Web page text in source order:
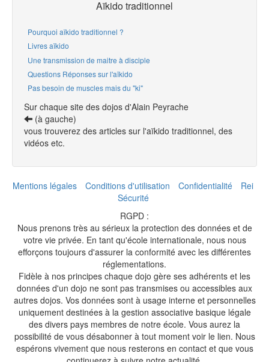
Aïkido traditionnel
Pourquoi aïkido traditionnel ?
Livres aïkido
Une transmission de maitre à disciple
Questions Réponses sur l'aïkido
Pas besoin de muscles mais du "ki"
Sur chaque site des dojos d'Alain Peyrache
(à gauche)
vous trouverez des articles sur l'aïkido traditionnel, des
vidéos etc.
Mentions légales Conditions d'utilisation Confidentialité
Rei
Sécurité
RGPD :
Nous prenons très au sérieux la protection des données et de
votre vie privée. En tant qu'école internationale, nous nous
efforçons toujours d'assurer la conformité avec les différentes
réglementations.
Fidèle à nos principes chaque dojo gère ses adhérents et les
données d'un dojo ne sont pas transmises ou accessibles aux
autres dojos. Vos données sont à usage interne et personnelles
uniquement destinées à la gestion associative basique légale
des divers pays membres de notre école. Vous aurez la
possibilité de vous désabonner à tout moment voir le lien. Nous
espérons vivement que nous resterons en contact et que vous